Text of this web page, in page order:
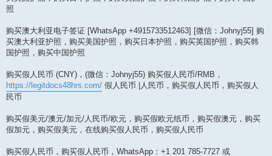
н
и
照
购买澳大利亚电子签证 [WhatsApp +4915733512463] [微信：Johnyj55] 购
买澳大利亚护照，购买美国护照，购买日本护照，购买英国护照，购买韩
国护照，购买中国护照
购买假人民币 (CNY)，(微信：Johnyj55) 购买假人民币/RMB，
https://legitdocs48hrs.com/ 假人民币 |人民币，购买假人民币，购买假人
民币
购买假美元/澳元/加元/人民币/欧元，购买假欧元纸币，购买假澳元，购买
假加元，购买假美元，在线购买假人民币，购买假人民币
购买假人民币，购买假人民币，WhatsApp：+1 201 785-7727 或